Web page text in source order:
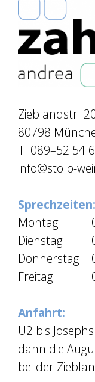
Zieblandstr.
80798
T: 089–52 54
info@stolp-
Sprechzeiten:
Montag
Dienstag
Donnerstag
Freitag
Anfahrt:
U2 bis
dann die
bei der